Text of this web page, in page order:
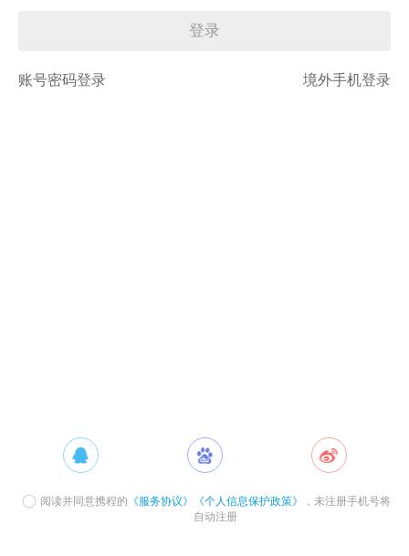
登录
账号密码登录 境外手机登录
阅读并同意携程的 《服务协议》 《个人信息保护政策》
，未注册手机号将
自动注册